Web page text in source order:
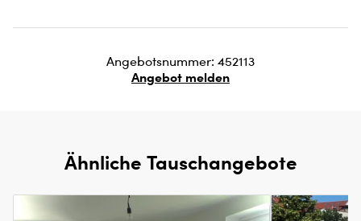
Angebotsnummer: 452113
Angebot melden
Ähnliche Tauschangebote